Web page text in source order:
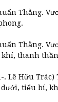
Thằng.
Thằng.
khí, thanh
. Lê Hữu
tiểu bí,